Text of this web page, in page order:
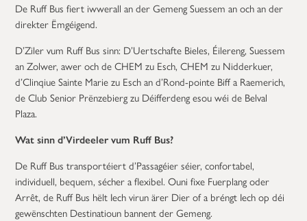
De Ruff Bus fiert iwwerall an der Gemeng Suessem an och an der
direkter Ëmgéigend.
D’Ziler vum Ruff Bus sinn: D’Uertschafte Bieles, Éilereng, Suessem
an Zolwer, awer och de CHEM zu Esch, CHEM zu Nidderkuer,
d’Clinqiue Sainte Marie zu Esch an d’Rond-pointe Biff a Raemerich,
de Club Senior Prënzebierg zu Déifferdeng esou wéi de Belval
Plaza.
Wat sinn d’Virdeeler vum Ruff Bus?
De Ruff Bus transportéiert d’Passagéier séier, confortabel,
individuell, bequem, sécher a flexibel. Ouni fixe Fuerplang oder
Arrêt, de Ruff Bus hëlt Iech virun ärer Dier of a bréngt Iech op déi
gewënschten Destinatioun bannent der Gemeng.